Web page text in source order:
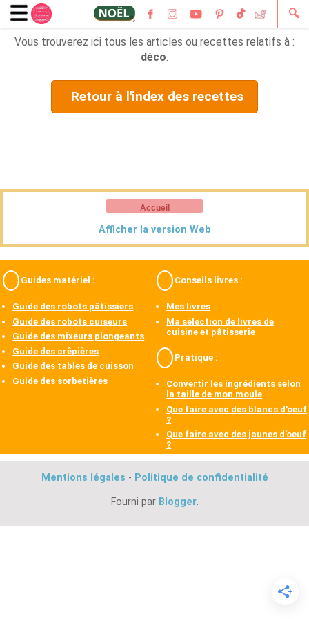
🔍
Vous trouverez ici tous les articles ou recettes relatifs à :
déco
Retour à l'index des recettes
Accueil
Afficher la version Web
Guides matériel :
Guide des robots pâtissiers
Guide des robots cuiseurs
Guide des mixeurs plongeants
Guide des crêpières
Guide des tables de cuisson
Guide des sorbetières
Conseils livres :
Mes livres
Ma sélection de livres de
cuisine et pâtisserie
Pratique :
Convertir les ingrédients selon
la taille de mon moule
Que faire avec des blancs d'oeuf
?
Que faire avec des jaunes d'oeuf
?
Mentions légales - Politique de confidentialité
Fourni par Blogger.